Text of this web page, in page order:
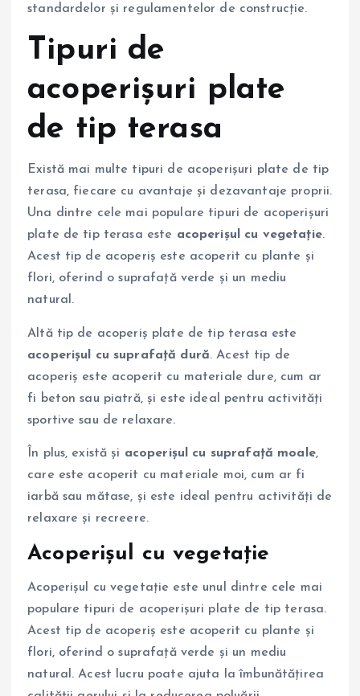
standardelor și regulamentelor de construcție.
Tipuri de
acoperișuri plate
de tip terasa
Există mai multe tipuri de acoperișuri plate de tip
terasa, fiecare cu avantaje și dezavantaje proprii.
Una dintre cele mai populare tipuri de acoperișuri
plate de tip terasa este acoperișul cu vegetație.
Acest tip de acoperiș este acoperit cu plante și
flori, oferind o suprafață verde și un mediu
natural.
Altă tip de acoperiș plate de tip terasa este
acoperișul cu suprafață dură. Acest tip de
acoperiș este acoperit cu materiale dure, cum ar
fi beton sau piatră, și este ideal pentru activități
sportive sau de relaxare.
În plus, există și acoperișul cu suprafață moale,
care este acoperit cu materiale moi, cum ar fi
iarbă sau mătase, și este ideal pentru activități de
relaxare și recreere.
Acoperișul cu vegetație
Acoperișul cu vegetație este unul dintre cele mai
populare tipuri de acoperișuri plate de tip terasa.
Acest tip de acoperiș este acoperit cu plante și
flori, oferind o suprafață verde și un mediu
natural. Acest lucru poate ajuta la îmbunătățirea